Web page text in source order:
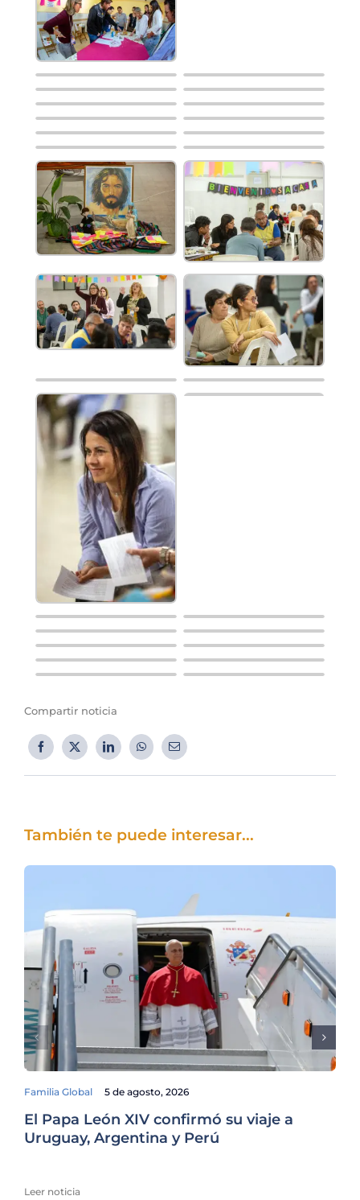
Compartir noticia
También te puede interesar...
Familia Global 5 de agosto, 2026
El Papa León XIV confirmó su viaje a
Uruguay, Argentina y Perú
Leer noticia